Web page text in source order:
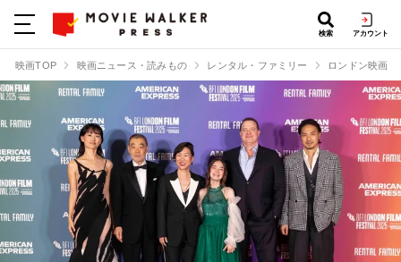
検索 アカウント
映画TOP 映画ニュース・読みもの レンタル・ファミリー ロンドン映画